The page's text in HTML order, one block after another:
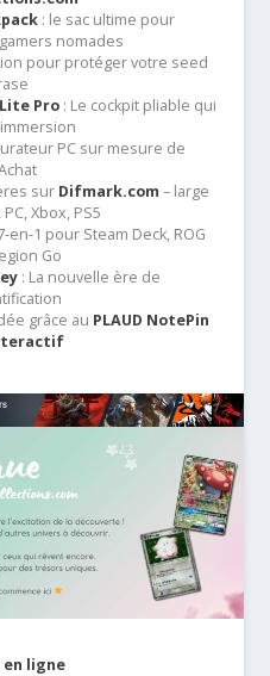
: le sac ultime pour
nomades
pour protéger votre seed
Pro: Le cockpit pliable qui
PC sur mesure de
sur Difmark.com – large
Xbox, PS5
en-1 pour Steam Deck, ROG
Go
: La nouvelle ère de
grâce au PLAUD NotePin
en ligne